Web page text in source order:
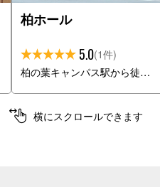
柏ホール
5.0(1件)
柏の葉キャンパス駅から徒歩11分
横にスクロールできます